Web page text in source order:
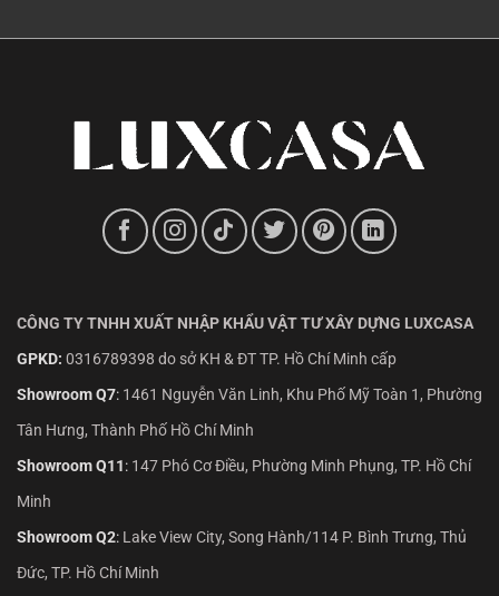
CÔNG TY TNHH XUẤT NHẬP KHẨU VẬT TƯ XÂY DỰNG LUXCASA
GPKD: 0316789398 do sở KH & ĐT TP. Hồ Chí Minh cấp
Showroom Q7: 1461 Nguyễn Văn Linh, Khu Phố Mỹ Toàn 1, Phường
Tân Hưng, Thành Phố Hồ Chí Minh
Showroom Q11: 147 Phó Cơ Điều, Phường Minh Phụng, TP. Hồ Chí
Minh
Showroom Q2: Lake View City, Song Hành/114 P. Bình Trưng, Thủ
Đức, TP. Hồ Chí Minh